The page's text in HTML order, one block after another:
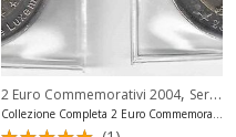
2 Euro Commemorativi Estonia
2 Euro Commemorativi 2004, Serie Complete 2 Euro
Collezione Completa 2 Euro Commemorativi 2004 4 Monete